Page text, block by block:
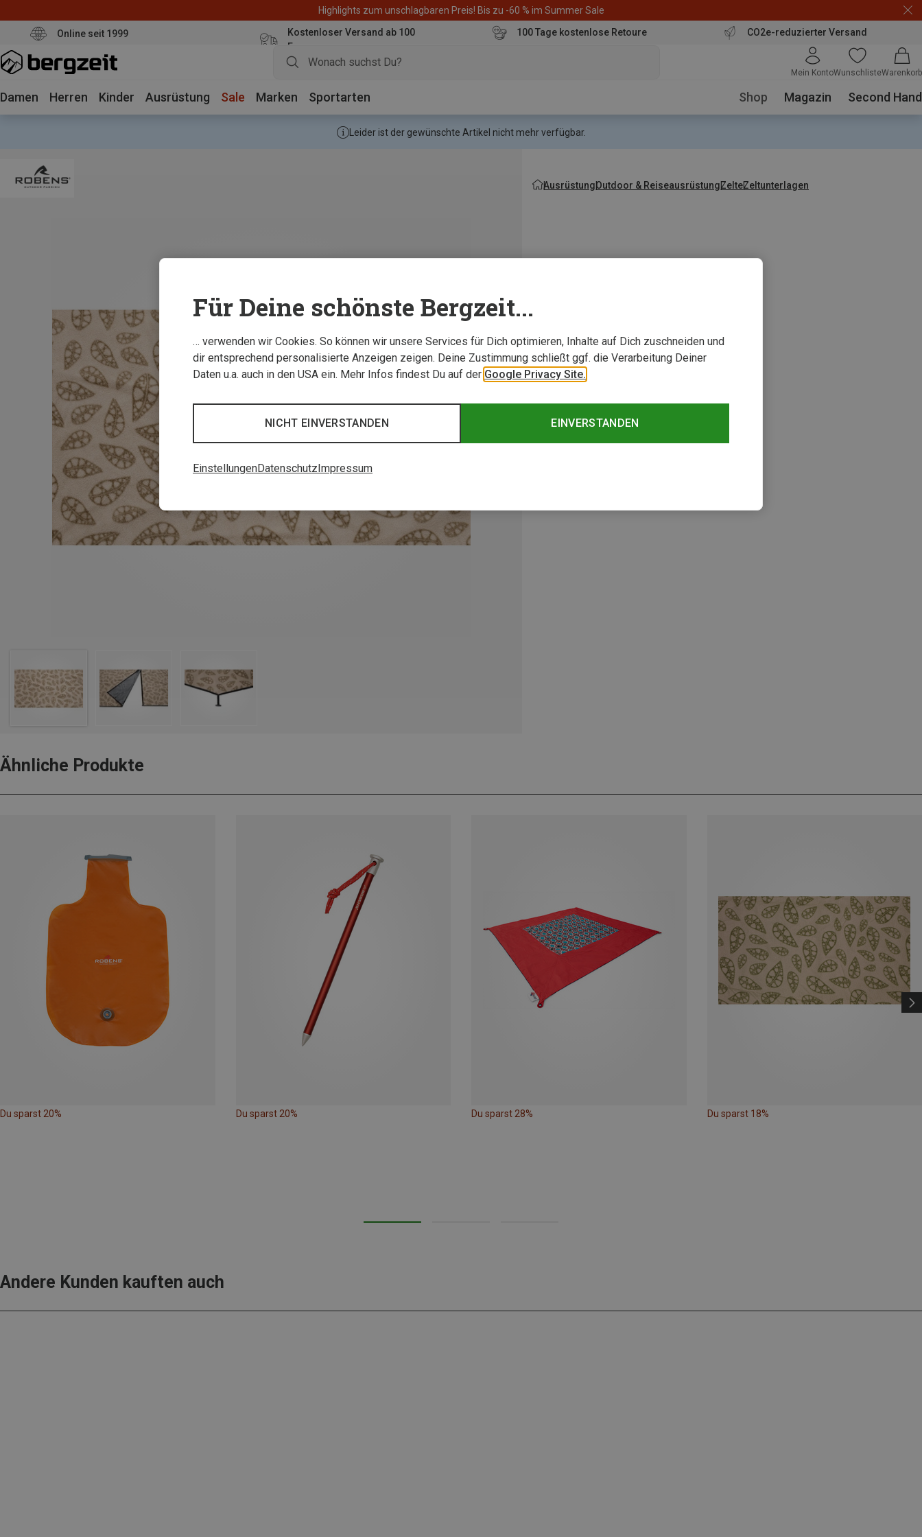
Highlights zum unschlagbaren Preis! Bis zu -60 % im Summer Sale
Online seit 1999
Kostenloser Versand ab 100
Euro
100 Tage kostenlose Retoure CO2e-reduzierter Versand
Mein KontoWunschlisteWarenkorb
Damen Herren Kinder Ausrüstung Sale Marken Sportarten Shop Magazin Second Hand
Leider ist der gewünschte Artikel nicht mehr verfügbar.
AusrüstungOutdoor & ReiseausrüstungZelteZeltunterlagen
Ähnliche Produkte
Du sparst 20% Du sparst 20% Du sparst 28% Du sparst 18%
Andere Kunden kauften auch
Für Deine schönste Bergzeit...
… verwenden wir Cookies. So können wir unsere Services für Dich optimieren, Inhalte auf Dich zuschneiden und
dir entsprechend personalisierte Anzeigen zeigen. Deine Zustimmung schließt ggf. die Verarbeitung Deiner
Daten u.a. auch in den USA ein. Mehr Infos findest Du auf der Google Privacy Site.
EINVERSTANDEN
NICHT EINVERSTANDEN
EinstellungenDatenschutzImpressum